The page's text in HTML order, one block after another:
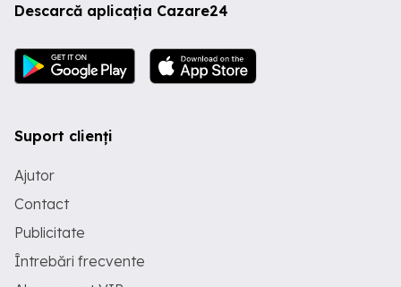
Descarcă aplicația Cazare24
Suport clienți
Ajutor
Contact
Publicitate
Întrebări frecvente